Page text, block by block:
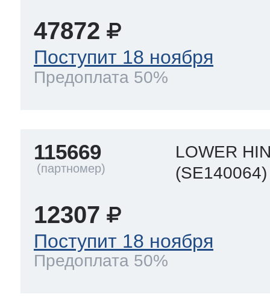
47872
Поступит 18 ноября
Предоплата 50%
115669
LOWER
(SE140064)
12307
Поступит 18 ноября
Предоплата 50%